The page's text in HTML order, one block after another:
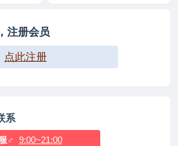
注册会员
点此注册
系
♂ 9:00~21:00